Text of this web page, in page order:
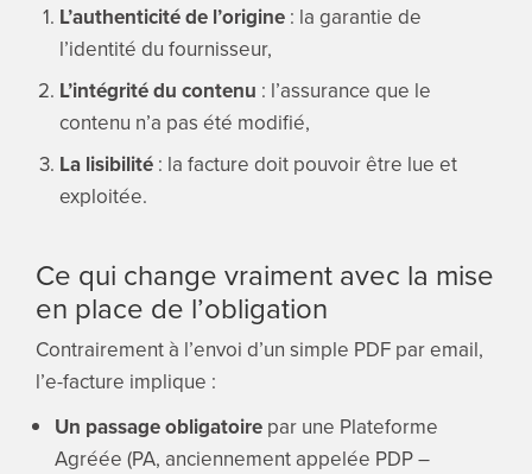
L’authenticité de l’origine: la garantie de
l’identité du fournisseur,
L’intégrité du contenu : l’assurance que le
contenu n’a pas été modifié,
La lisibilité: la facture doit pouvoir être lue et
exploitée.
Ce qui change vraiment avec la mise
en place de l’obligation
Contrairement à l’envoi d’un simple PDF par email,
l’e-facture implique :
Un passage obligatoirepar une Plateforme
Agréée (PA, anciennement appelée PDP –